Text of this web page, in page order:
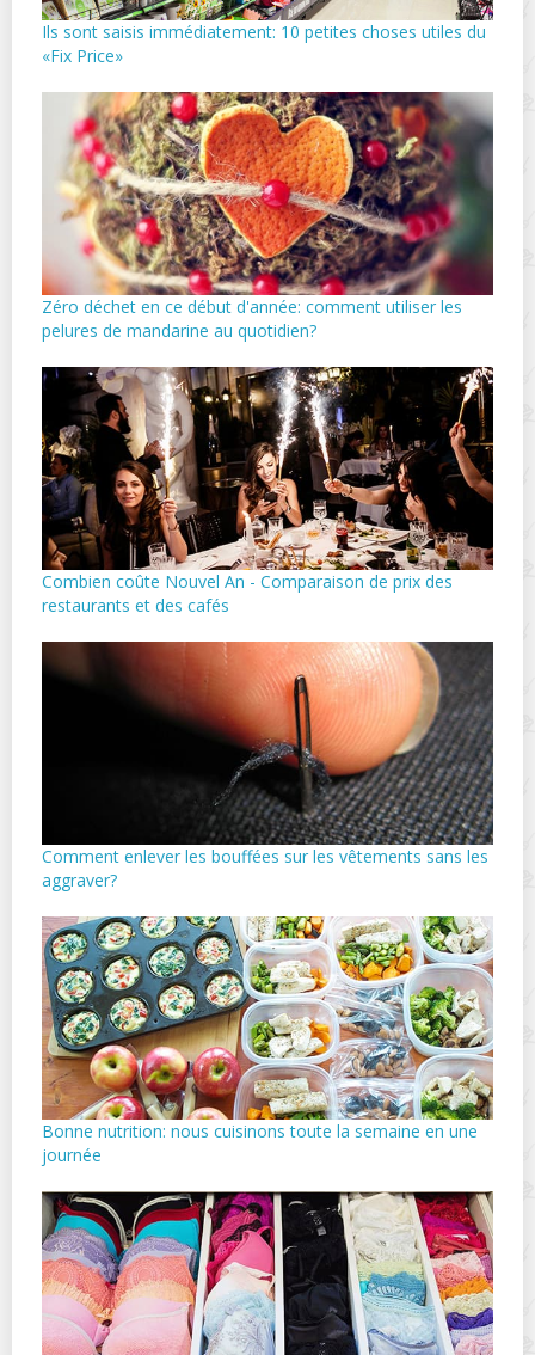
Ils sont saisis immédiatement: 10 petites choses utiles du
«Fix Price»
Zéro déchet en ce début d'année: comment utiliser les
pelures de mandarine au quotidien?
Combien coûte Nouvel An - Comparaison de prix des
restaurants et des cafés
Comment enlever les bouffées sur les vêtements sans les
aggraver?
Bonne nutrition: nous cuisinons toute la semaine en une
journée